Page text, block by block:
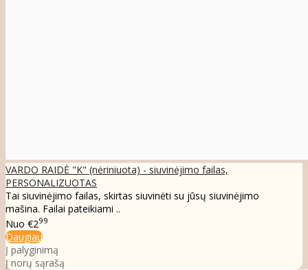
VARDO RAIDĖ "K" (nėriniuota) - siuvinėjimo failas,
PERSONALIZUOTAS
Tai siuvinėjimo failas, skirtas siuvinėti su jūsų siuvinėjimo
mašina. Failai pateikiami ..
Nuo €299
Daugiau
Į palyginimą
Į norų sąrašą